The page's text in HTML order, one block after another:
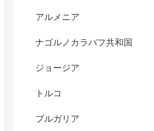
アルメニア
ナゴルノカラバフ共和国
ジョージア
トルコ
ブルガリア